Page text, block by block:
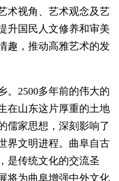
术视角、艺术观念及艺
升国民人文修养和审美
趣，推动高雅艺术的发
2500多年前的伟大的
在山东这片厚重的土地
儒家思想，深刻影响了
界文明进程。曲阜自古
是传统文化的交流圣
将为曲阜增强中外文化